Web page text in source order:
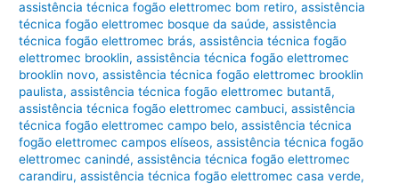
assistência técnica fogão elettromec bom retiro,assistência
técnica fogão elettromec bosque da saúde,assistência
técnica fogão elettromec brás,assistência técnica fogão
elettromec brooklin,assistência técnica fogão elettromec
brooklin novo,assistência técnica fogão elettromec brooklin
paulista,assistência técnica fogão elettromec butantã,
assistência técnica fogão elettromec cambuci,assistência
técnica fogão elettromec campo belo,assistência técnica
fogão elettromec campos elíseos,assistência técnica fogão
elettromec canindé,assistência técnica fogão elettromec
carandiru,assistência técnica fogão elettromec casa verde,